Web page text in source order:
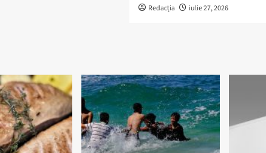
Redacția iulie 27, 2026